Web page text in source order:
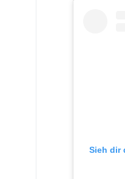
Sieh dir